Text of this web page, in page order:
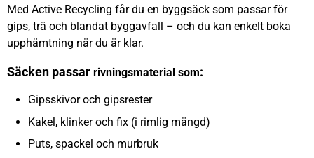
Med Active Recycling får du en byggsäck som passar för
gips, trä och blandat byggavfall – och du kan enkelt boka
upphämtning när du är klar.
Säcken passar rivningsmaterial som:
Gipsskivor och gipsrester
Kakel, klinker och fix (i rimlig mängd)
Puts, spackel och murbruk